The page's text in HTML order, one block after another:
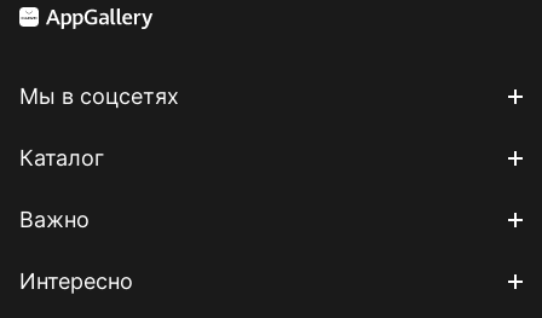
Мы в соцсетях
Каталог
Важно
Интересно